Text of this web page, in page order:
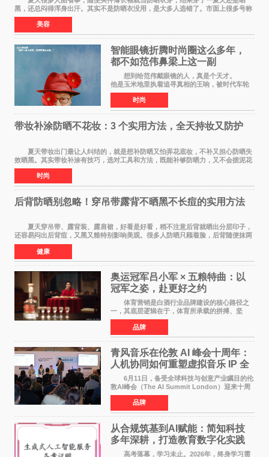
黑，还总闷得浑身出汗。其实不是防晒衣没用，是大多人选错了。市面上很多号称
防晒衣 的款式，本质就是普通薄外套，根
美容
智能眼镜折腾时尚圈这么多年，
都不如范伟鼻梁上这一副
想到给范伟戴眼镜的人，真是个天才。
他是玉米地里执着追寻真相的王响，被时代车轮
碾过，轴得让人心疼；在《马大帅》里，他是穿
貂皮大衣、永远在做梦的辽北第一狠人范德彪，
体面全靠嘴硬撑
时尚
带妆补涂防晒不花妆：3 个实用方法，全天持妆又防护
夏天带妆出门最让人纠结的，就是想补防晒又怕弄花底妆，不补又担心防晒失
效晒黑。其实带妆补涂有技巧，选对工具和方法，既能补够防晒力，又不会搓泥花
妆，全天持妆和防护可以同时兼顾。 第
时尚
后背防晒别忽略！穿吊带露背不晒黑不长痘的实用方法
夏天穿吊带、露背装、露肩裙，好看是好看，稍不注意后背就晒出分层印子，
还容易闷出后背痘，又黑又糙特别影响美观。很多人防晒只顾着脸，后背随便抹两
下甚至完全不涂，结果晒黑后好几个月都白
健康
奥运冠军吕小军 × 五粮特曲：以
冠军之姿，赴更好之约
体育营销是白酒行业品牌建设的核心路径之
一，其底层逻辑在于，体育所承载的拼搏、坚
守、超越等正向精神，能为白酒品牌注入人格化
的精神内核，同时体育受众与白酒主流消费群体
高度重合，可有效
品牌
青风音乐在伦敦 AI 峰会十周年：
人机协同如何重塑虚拟音乐 IP 全
球化路径？
6月11日，备受全球科技与创意产业瞩目的伦
敦AI峰会（The AI Summit London）迎来十周
年盛典。这场横跨科技、文娱、资本的国际盛
会，持续定义着 AI 产业落地的前沿风向。 当
行业普遍陷
品牌
从合规筑基到AI赋能：简知科技
多年深耕，打造教育数字化实践
范本
高考落幕，学习未止。2026年，终身学习需